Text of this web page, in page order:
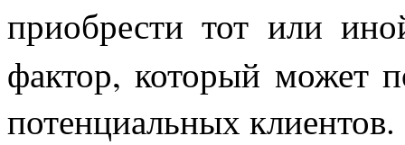
приобрести тот или
фактор, который может
потенциальных клиентов.